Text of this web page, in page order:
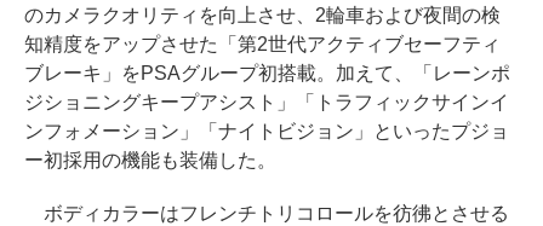
のカメラクオリティを向上させ、2輪車および夜間の検
知精度をアップさせた「第2世代アクティブセーフティ
ブレーキ」をPSAグループ初搭載。加えて、「レーンポ
ジショニングキープアシスト」「トラフィックサインイ
ンフォメーション」「ナイトビジョン」といったプジョ
ー初採用の機能も装備した。
ボディカラーはフレンチトリコロールを彷彿とさせる